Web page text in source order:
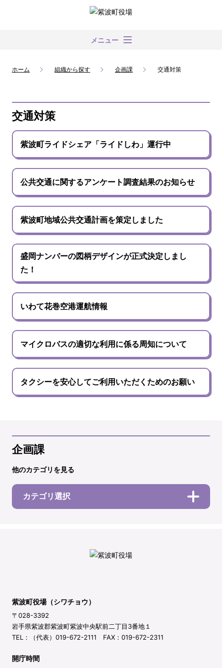
メニュー
ホーム 組織から探す 企画課 交通対策
交通対策
紫波町ライドシェア「ライドしわ」運行中
公共交通に関するアンケート調査結果のお知らせ
紫波町地域公共交通計画を策定しました
盛岡ナンバーの図柄デザインが正式決定しまし
た！
いわて花巻空港運航情報
マイクロバスの適切な利用に係る周知について
タクシーを安心してご利用いただくためのお願い
企画課
他のカテゴリを見る
カテゴリ選択
紫波町役場（シワチョウ）
〒028-3392
岩手県紫波郡紫波町紫波中央駅前二丁目3番地１
TEL：（代表）019-672-2111 FAX：019-672-2311
開庁時間